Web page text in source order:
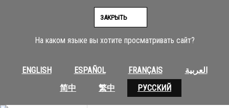
На каком языке вы хотите просматривать сайт?
ENGLISH ESPAÑOL FRANÇAIS
العربية
简中
繁中 РУССКИЙ
ЗАКРЫТЬ